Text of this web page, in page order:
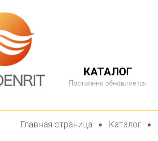
КАТАЛОГ
Постоянно обновляется
Главная страница Каталог